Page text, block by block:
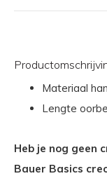
Materiaal
Lengte
Heb je nog geen
Bauer Basics